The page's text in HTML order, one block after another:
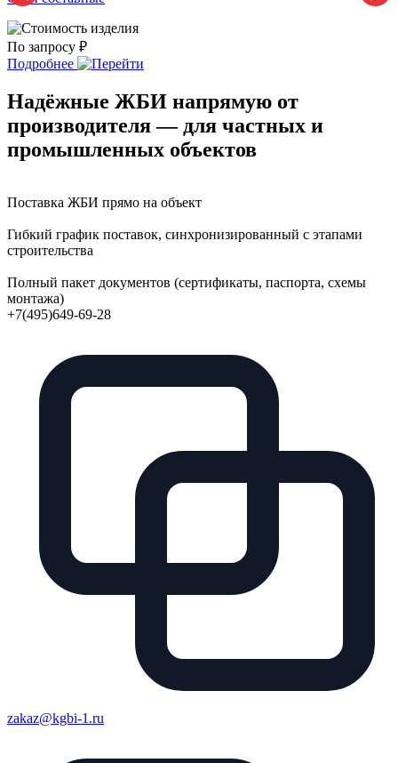
По запросу ₽
Подробнее
Надёжные ЖБИ напрямую от
производителя — для частных и
промышленных объектов
Поставка ЖБИ прямо на объект
Гибкий график поставок, синхронизированный с этапами
строительства
Полный пакет документов (сертификаты, паспорта, схемы
монтажа)
+7(495)649-69-28
zakaz@kgbi-1.ru